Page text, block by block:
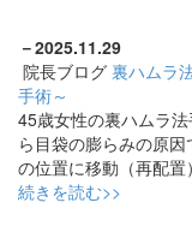
－2025.11.29
院長ブログ 裏ハムラ
手術～
45歳女性の裏ハムラ
ら目袋の膨らみの原
の位置に移動（再配
続きを読む>>